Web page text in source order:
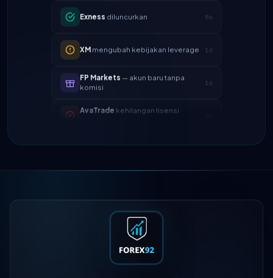
komisi
regulasi
2h
diluncurkan
mengubah kebijakan leverage
FP Markets— akun baru tanpa